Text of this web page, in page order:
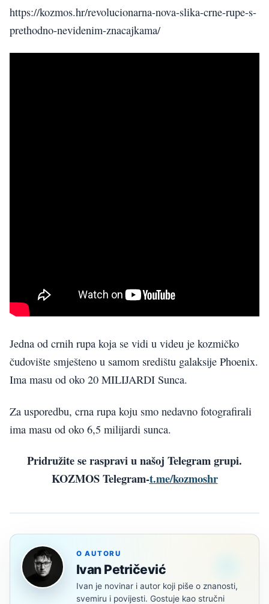
https://kozmos.hr/revolucionarna-nova-slika-crne-rupe-s-
prethodno-nevidenim-znacajkama/
Jedna od crnih rupa koja se vidi u videu je kozmičko
čudovište smješteno u samom središtu galaksije Phoenix.
Ima masu od oko 20 MILIJARDI Sunca.
Za usporedbu, crna rupa koju smo nedavno fotografirali
ima masu od oko 6,5 milijardi sunca.
Pridružite se raspravi u našoj Telegram grupi.
KOZMOS Telegram-t.me/kozmoshr
O AUTORU
Ivan Petričević
Ivan je novinar i autor koji piše o znanosti,
svemiru i povijesti. Gostuje kao stručni